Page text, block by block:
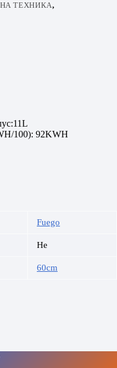
ТЕХНИКА,
100): 92KWH
Fuego
Не
60cm